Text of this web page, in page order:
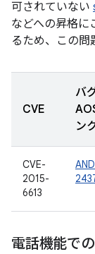
可されていない
などへの昇格に
るため、この問
CVE
バ
ン
CVE-
2015-
6613
電話機能で